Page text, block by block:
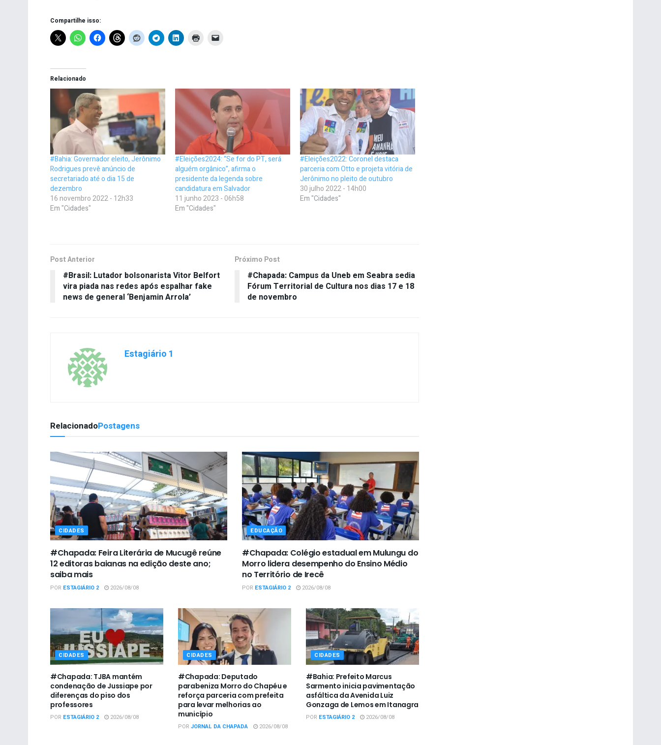
Compartilhe isso:
Relacionado
#Bahia: Governador eleito, Jerônimo
Rodrigues prevê anúncio de
secretariado até o dia 15 de
dezembro
16 novembro 2022 - 12h33
Em "Cidades"
#Eleições2024: “Se for do PT, será
alguém orgânico”, afirma o
presidente da legenda sobre
candidatura em Salvador
11 junho 2023 - 06h58
Em "Cidades"
#Eleições2022: Coronel destaca
parceria com Otto e projeta vitória de
Jerônimo no pleito de outubro
30 julho 2022 - 14h00
Em "Cidades"
Post Anterior
#Brasil: Lutador bolsonarista Vitor Belfort
vira piada nas redes após espalhar fake
news de general ‘Benjamin Arrola’
Próximo Post
#Chapada: Campus da Uneb em Seabra sedia
Fórum Territorial de Cultura nos dias 17 e 18
de novembro
Estagiário 1
RelacionadoPostagens
CIDADES
#Chapada: Feira Literária de Mucugê reúne
12 editoras baianas na edição deste ano;
saiba mais
POR ESTAGIÁRIO 2 2026/08/08
EDUCAÇÃO
#Chapada: Colégio estadual em Mulungu do
Morro lidera desempenho do Ensino Médio
no Território de Irecê
POR ESTAGIÁRIO 2 2026/08/08
CIDADES
#Chapada: TJBA mantém
condenação de Jussiape por
diferenças do piso dos
professores
POR ESTAGIÁRIO 2 2026/08/08
CIDADES
#Chapada: Deputado
parabeniza Morro do Chapéu e
reforça parceria com prefeita
para levar melhorias ao
município
POR JORNAL DA CHAPADA 2026/08/08
CIDADES
#Bahia: Prefeito Marcus
Sarmento inicia pavimentação
asfáltica da Avenida Luiz
Gonzaga de Lemos em Itanagra
POR ESTAGIÁRIO 2 2026/08/08